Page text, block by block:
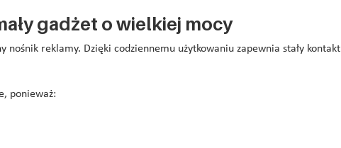
gadżet o wielkiej mocy
nośnik reklamy. Dzięki codziennemu użytkowaniu zapewnia stały kontakt
ponieważ: